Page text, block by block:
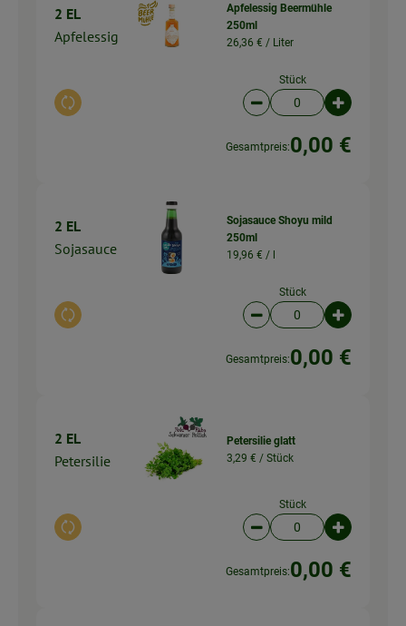
2 EL
Apfelessig
Auswahl ändern
Apfelessig Beermühle
250ml
26,36 € / Liter
Stück
Artikelanzahl
Gesamtpreis:0,00 €
2 EL
Sojasauce
Auswahl ändern
Sojasauce Shoyu mild
250ml
19,96 € / l
Stück
Artikelanzahl
Gesamtpreis:0,00 €
2 EL
Petersilie
Auswahl ändern
Petersilie glatt
3,29 € / Stück
Stück
Artikelanzahl
Gesamtpreis:0,00 €